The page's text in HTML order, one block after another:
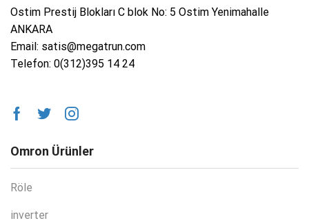
Ostim Prestij Blokları C blok No: 5 Ostim Yenimahalle
ANKARA
Email: satis@megatrun.com
Telefon: 0(312)395 14 24
Omron Ürünler
Röle
inverter